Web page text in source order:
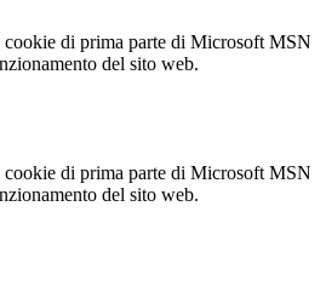
cookie di prima parte di Microsoft MSN
del sito web.
cookie di prima parte di Microsoft MSN
del sito web.